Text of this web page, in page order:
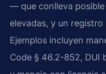
— que conlleva
elevadas, y un
Ejemplos incluyen
Code § 46.2-852, DUI